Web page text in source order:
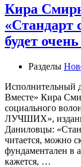
Кира
«Стандарт
будет
Разделы
Исполнительный
Вместе» Кира
социального
ЛУЧШИХ»,
Даниловцы:
читается, можно
фундаментален в
кажется, …